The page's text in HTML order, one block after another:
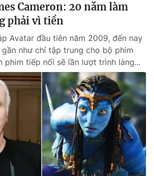
Cameron: 20 năm làm
phải vì tiền
Avatar đầu tiên năm 2009, đến nay
gần như chỉ tập trung cho bộ phim
phim tiếp nối sẽ lần lượt trình làng...